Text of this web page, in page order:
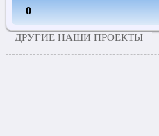
0
ДРУГИЕ НАШИ ПРОЕКТЫ